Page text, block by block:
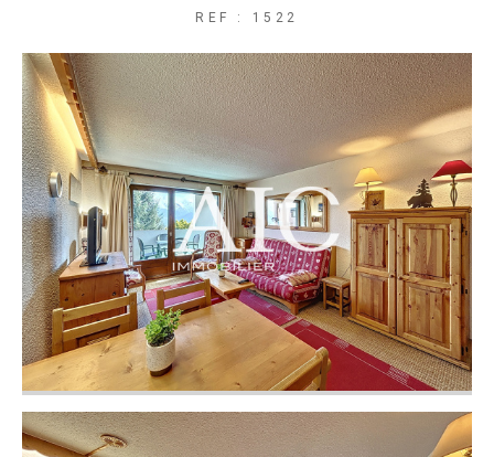
REF : 1522